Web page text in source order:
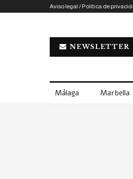
Aviso legal / Política de
NEWSLETTER
Málaga Marbella